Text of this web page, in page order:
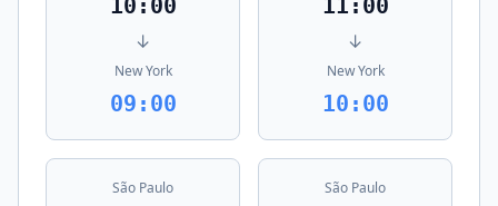
10:00
↓
New York
09:00
11:00
↓
New York
10:00
São Paulo São Paulo